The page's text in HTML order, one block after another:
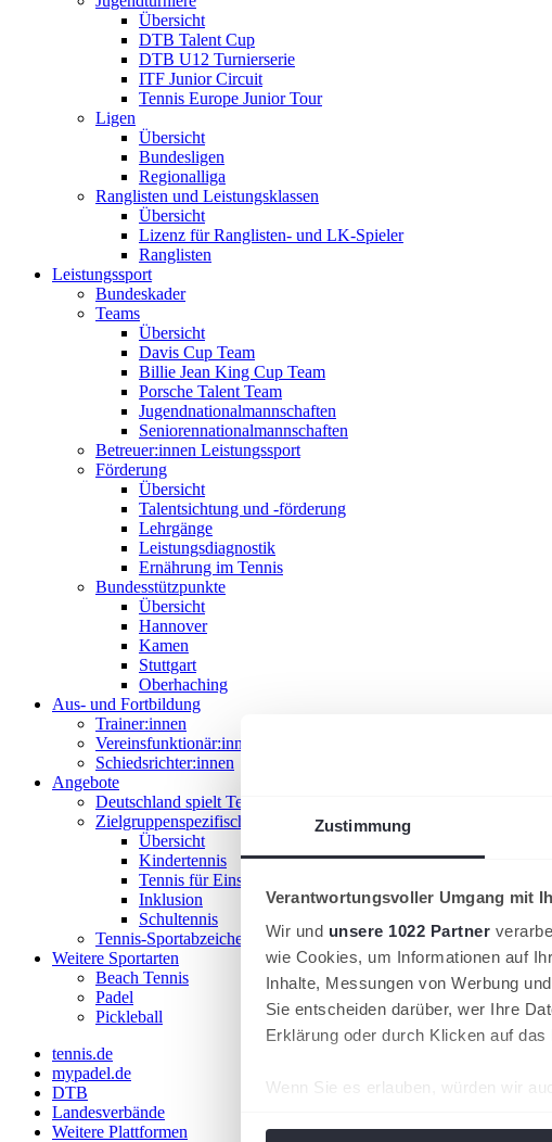
Zustimmung
Verantwortungsvoller Umgang mit
Wir und unsere 1022 Partner
wie Cookies, um Informationen auf
Inhalte, Messungen von Werbung
Sie entscheiden darüber, wer Ihre
Erklärung oder durch Klicken auf
Wenn Sie es erlauben, würden wir
Übersicht
DTB Talent Cup
DTB U12 Turnierserie
ITF Junior Circuit
Tennis Europe Junior Tour
Ligen
Übersicht
Bundesligen
Regionalliga
Ranglisten und Leistungsklassen
Übersicht
Lizenz für Ranglisten- und LK-Spieler
Ranglisten
Leistungssport
Bundeskader
Teams
Übersicht
Davis Cup Team
Billie Jean King Cup Team
Porsche Talent Team
Jugendnationalmannschaften
Seniorennationalmannschaften
Betreuer:innen Leistungssport
Förderung
Übersicht
Talentsichtung und -förderung
Lehrgänge
Leistungsdiagnostik
Ernährung im Tennis
Bundesstützpunkte
Übersicht
Hannover
Kamen
Stuttgart
Oberhaching
Aus- und Fortbildung
Trainer:innen
Vereinsfunktionär:innen
Schiedsrichter:innen
Angebote
Deutschland spielt Tennis
Zielgruppenspezifische Angebote
Übersicht
Kindertennis
Tennis für Einsteiger 18+
Inklusion
Schultennis
Tennis-Sportabzeichen
Weitere Sportarten
Beach Tennis
Padel
Pickleball
tennis.de
mypadel.de
DTB
Landesverbände
Weitere Plattformen